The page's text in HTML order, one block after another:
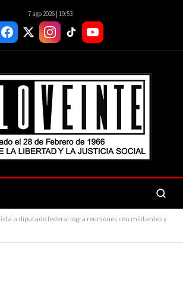
7 ago 2026 | 19:53
a diputado federal logra reuniones con militantes y